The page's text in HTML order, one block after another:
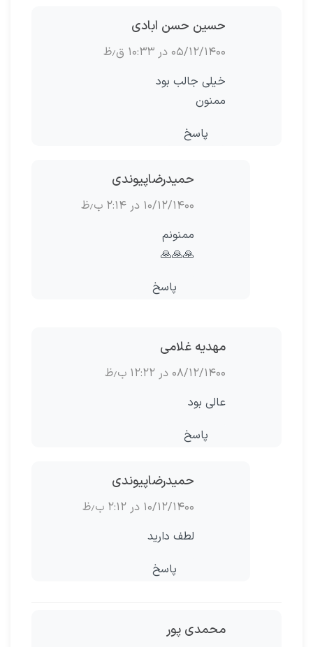
حسین حسن ابادی
۰۵/۱۲/۱۴۰۰ در ۱۰:۳۳ ق٫ظ
خیلی جالب بود
ممنون
پاسخ
حمیدرضاپیوندی
۱۰/۱۲/۱۴۰۰ در ۲:۱۴ ب٫ظ
ممنونم
🙏🙏🙏
پاسخ
مهدیه غلامی
۰۸/۱۲/۱۴۰۰ در ۱۲:۲۲ ب٫ظ
عالی بود
پاسخ
حمیدرضاپیوندی
۱۰/۱۲/۱۴۰۰ در ۲:۱۲ ب٫ظ
لطف دارید
پاسخ
محمدی پور